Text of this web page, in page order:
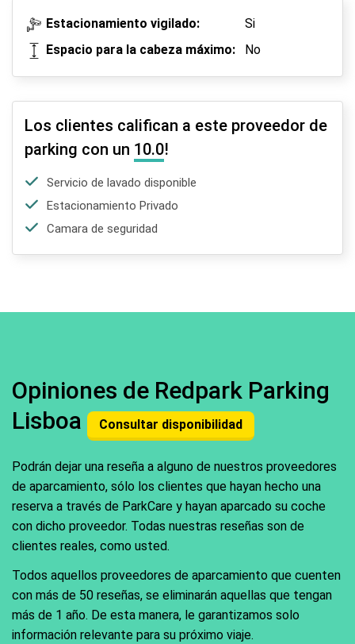
Estacionamiento vigilado:
Si
Espacio para la cabeza máximo:
No
Los clientes califican a este proveedor de
parking con un 10.0!
Servicio de lavado disponible
Estacionamiento Privado
Camara de seguridad
Opiniones de Redpark Parking
Lisboa
Consultar disponibilidad
Podrán dejar una reseña a alguno de nuestros proveedores
de aparcamiento, sólo los clientes que hayan hecho una
reserva a través de ParkCare y hayan aparcado su coche
con dicho proveedor. Todas nuestras reseñas son de
clientes reales, como usted.
Todos aquellos proveedores de aparcamiento que cuenten
con más de 50 reseñas, se eliminarán aquellas que tengan
más de 1 año. De esta manera, le garantizamos solo
información relevante para su próximo viaje.